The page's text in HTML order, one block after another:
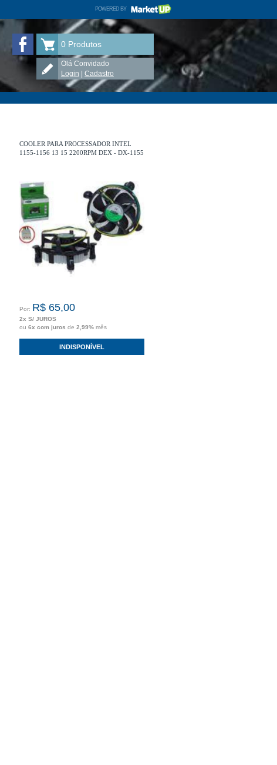
POWERED BY
ELETRÔNICA TAUÁ no Facebook
0 Produtos
Olá Convidado
Login
Cadastro
COOLER PARA PROCESSADOR INTEL
1155-1156 13 15 2200RPM DEX - DX-1155
Por: R$ 65,00
2x S/ JUROS
ou 6x com juros de 2,99% mês
INDISPONÍVEL